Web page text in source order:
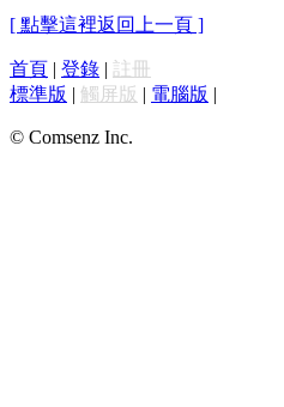
[ 點擊這裡返回上一頁 ]
首頁 | 登錄 | 註冊
標準版 | 觸屏版 | 電腦版 |
© Comsenz Inc.